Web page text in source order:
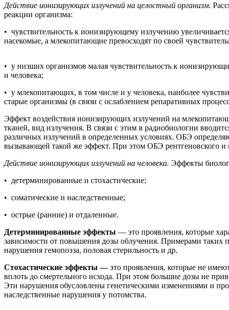
Действие ионизирующих излучений на целостный организм.
реакции организма:
• чувствительность к ионизирующему излучению
насекомые, а млекопитающие превосходят по своей
• у низших организмов малая чувствительность к
и человека;
• у млекопитающих, в том числе и у человека, наиболее
старые организмы (в связи с ослаблением репаративных
Эффект воздействия ионизирующих излучений на
тканей, вид излучения. В связи с этим в радиобиологии
различных излучений в определенных условиях. ОБЭ
вызывающей такой же эффект. При этом ОБЭ рентгеновского и
Действие ионизирующих излучений на человека. Эффекты
• детерминированные и стохастические;
• соматические и наследственные;
• острые (ранние) и отдаленные.
Детерминированные эффекты — это проявления, которые
зависимости от повышения дозы облучения. Примерами таких
нарушения гемопоэза, половая стерильность и др.
Стохастические эффекты —это проявления, которые не
вплоть до смертельного исхода. При этом большие дозы не
Эти нарушения обусловлены генетическими изменениями и
наследственные нарушения у потомства.